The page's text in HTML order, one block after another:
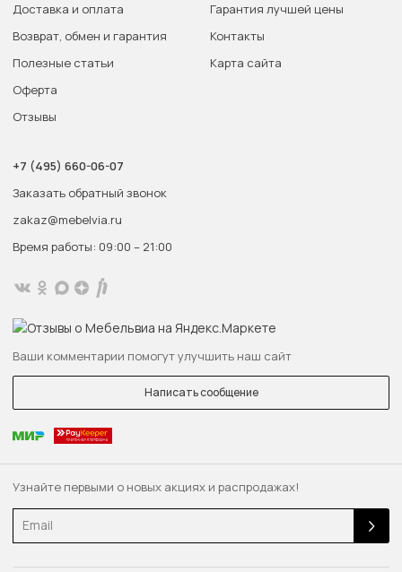
Узнайте первыми о новых акциях и распродажах!
Email
Доставка и оплата
Возврат, обмен и гарантия
Полезные статьи
Оферта
Отзывы
Гарантия лучшей цены
Контакты
Карта сайта
+7 (495) 660-06-07
Заказать обратный звонок
zakaz@mebelvia.ru
Время работы: 09:00 – 21:00
Ваши комментарии помогут улучшить наш сайт
Написать сообщение